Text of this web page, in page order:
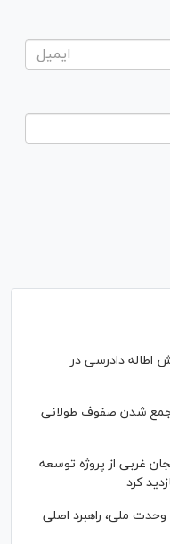
دادرسی در
جمع شدن صفوف طولانی
غربی از پروژه توسعه
کرد
ملی، راهبرد اصلی